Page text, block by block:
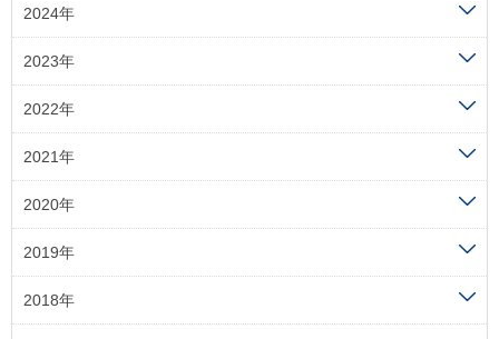
2024年
2023年
2022年
2021年
2020年
2019年
2018年